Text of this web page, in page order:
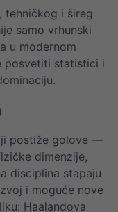
tehničkog i šireg
samo vrhunski
u modernom
posvetiti statistici i
postiže golove —
dimenzije,
disciplina stapaju
i moguće nove
Haalandova